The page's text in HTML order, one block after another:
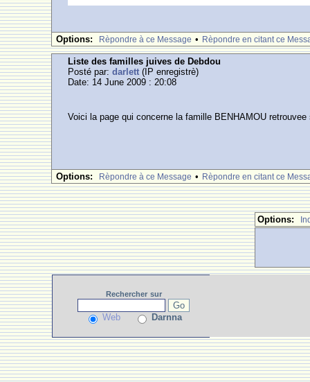
Options: Rèpondre à ce Message • Rèpondre en citant ce
Liste des familles juives de Debdou
Posté par:darlett (IP enregistrè)
Date: 14 June 2009 : 20:08
Voici la page qui concerne la famille BENHAMOU
Options: Rèpondre à ce Message • Rèpondre en citant ce
Options:
Rechercher sur
Web Darnna